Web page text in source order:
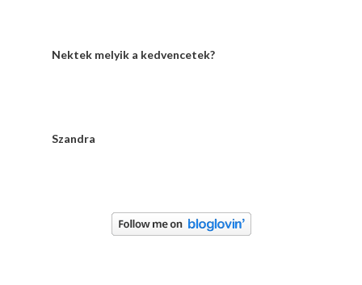
Nektek melyik a kedvencetek?
Szandra